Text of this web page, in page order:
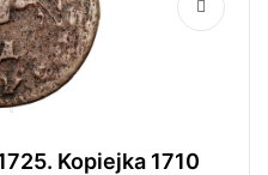
Kopiejka 1710